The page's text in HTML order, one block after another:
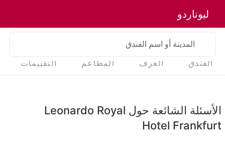
ليوناردو
المدينة أو اسم الفندق
الفندق الغرف المطاعم التقييمات
الأسئلة الشائعة حول Leonardo Royal
Hotel Frankfurt